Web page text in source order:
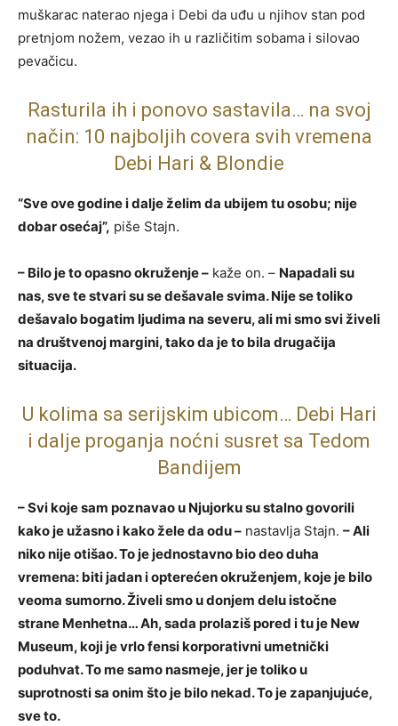
muškarac naterao njega i Debi da uđu u njihov stan pod
pretnjom nožem, vezao ih u različitim sobama i silovao
pevačicu.
Rasturila ih i ponovo sastavila… na svoj
način: 10 najboljih covera svih vremena
Debi Hari & Blondie
“Sve ove godine i dalje želim da ubijem tu osobu; nije
dobar osećaj”, piše Stajn.
– Bilo je to opasno okruženje – kaže on. – Napadali su
nas, sve te stvari su se dešavale svima. Nije se toliko
dešavalo bogatim ljudima na severu, ali mi smo svi živeli
na društvenoj margini, tako da je to bila drugačija
situacija.
U kolima sa serijskim ubicom… Debi Hari
i dalje proganja noćni susret sa Tedom
Bandijem
– Svi koje sam poznavao u Njujorku su stalno govorili
kako je užasno i kako žele da odu – nastavlja Stajn. – Ali
niko nije otišao. To je jednostavno bio deo duha
vremena: biti jadan i opterećen okruženjem, koje je bilo
veoma sumorno. Živeli smo u donjem delu istočne
strane Menhetna… Ah, sada prolaziš pored i tu je New
Museum, koji je vrlo fensi korporativni umetnički
poduhvat. To me samo nasmeje, jer je toliko u
suprotnosti sa onim što je bilo nekad. To je zapanjujuće,
sve to.